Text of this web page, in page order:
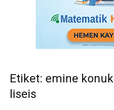
Etiket: emine
liseis